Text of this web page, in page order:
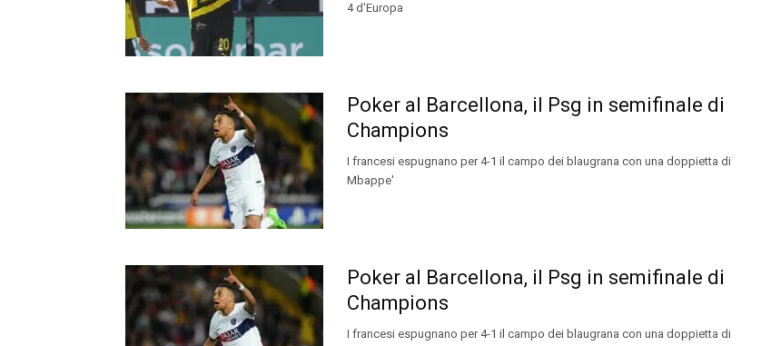
4 d'Europa
Poker al Barcellona, il Psg in semifinale di
Champions
I francesi espugnano per 4-1 il campo dei blaugrana con una doppietta di
Mbappe'
Poker al Barcellona, il Psg in semifinale di
Champions
I francesi espugnano per 4-1 il campo dei blaugrana con una doppietta di